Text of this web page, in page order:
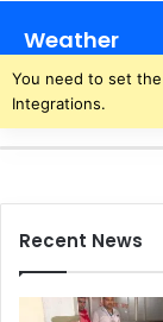
Weather
You need to set
Integrations.
Recent News